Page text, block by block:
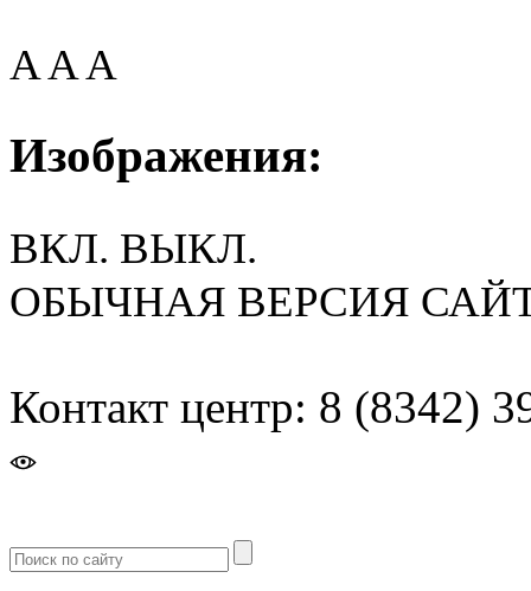
AAA
Изображения:
ВКЛ. ВЫКЛ.
ОБЫЧНАЯ ВЕРСИЯ
Контакт центр: 8 (8342)